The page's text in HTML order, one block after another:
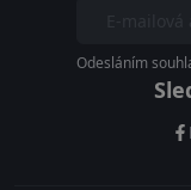
Odesláním